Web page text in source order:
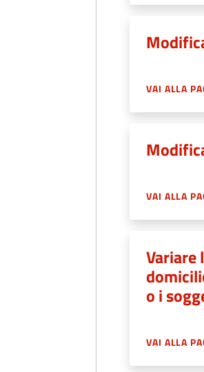
VAI ALLA
VAI ALLA
Variare
o i
VAI ALLA